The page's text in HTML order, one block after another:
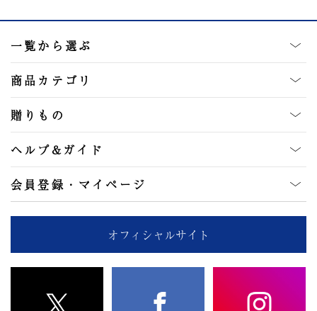
一覧から選ぶ
商品カテゴリ
贈りもの
ヘルプ&ガイド
会員登録・マイページ
オフィシャルサイト